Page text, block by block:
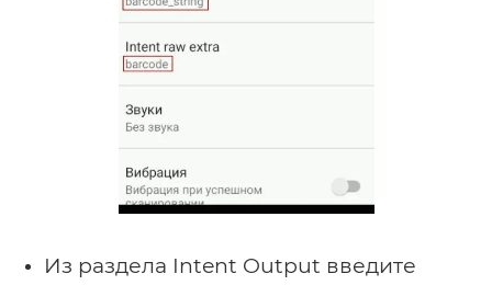
Из раздела Intent Output введите